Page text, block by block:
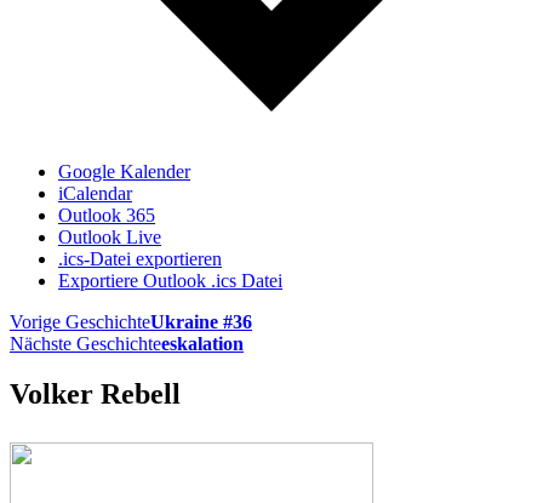
Google Kalender
iCalendar
Outlook 365
Outlook Live
.ics-Datei exportieren
Exportiere Outlook .ics Datei
Vorige GeschichteUkraine #36
Nächste Geschichteeskalation
Volker Rebell